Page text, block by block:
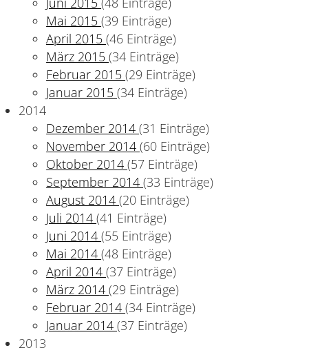
Mai 2015(39 Einträge)
April 2015(46 Einträge)
März 2015(34 Einträge)
Februar 2015(29 Einträge)
Januar 2015(34 Einträge)
2014
Dezember 2014(31 Einträge)
November 2014(60 Einträge)
Oktober 2014(57 Einträge)
September 2014(33 Einträge)
August 2014(20 Einträge)
Juli 2014(41 Einträge)
Juni 2014(55 Einträge)
Mai 2014(48 Einträge)
April 2014(37 Einträge)
März 2014(29 Einträge)
Februar 2014(34 Einträge)
Januar 2014(37 Einträge)
2013